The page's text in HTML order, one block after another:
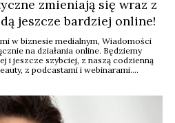
zmieniają się wraz z
jeszcze bardziej online!
w biznesie medialnym, Wiadomości
na działania online. Będziemy
i jeszcze szybciej, z naszą codzienną
z podcastami i webinarami.